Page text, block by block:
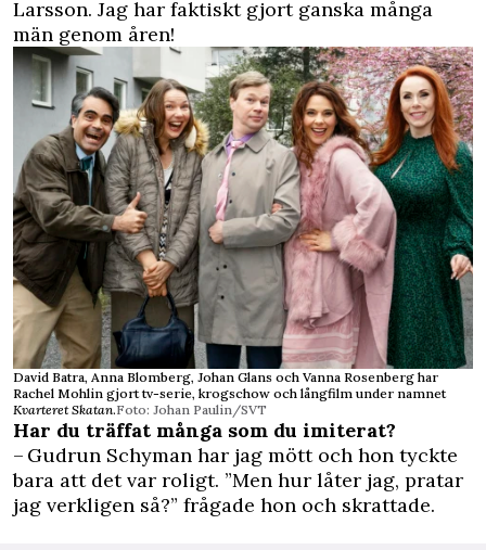
Larsson. Jag har faktiskt gjort ganska många
män genom åren!
David Batra, Anna Blomberg, Johan Glans och Vanna Rosenberg har
Rachel Mohlin gjort tv-serie, krogschow och långfilm under namnet
Kvarteret Skatan.Foto: Johan Paulin/SVT
Har du träffat många som du imiterat?
– Gudrun Schyman har jag mött och hon tyckte
bara att det var roligt. ”Men hur låter jag, pratar
jag verkligen så?” frågade hon och skrattade.